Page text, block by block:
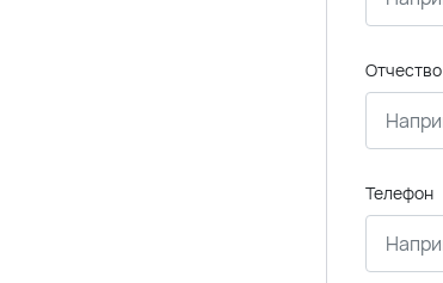
Отчество
Телефон